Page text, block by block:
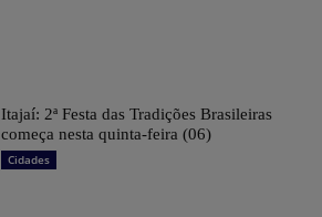
​Itajaí: 2ª Festa das Tradições Brasileiras
começa nesta quinta-feira (06)
Cidades